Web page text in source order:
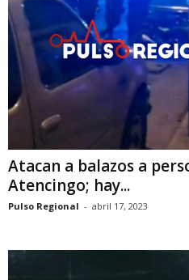
Atacan a balazos a
Atencingo; hay...
Pulso Regional - abril 17, 2023